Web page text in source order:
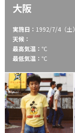
大阪
実施日： 1992/7/4（土）
天候：
最高気温： ℃
最低気温： ℃